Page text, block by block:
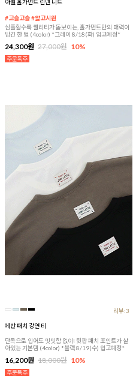
아벨 홀가먼트 린넨 니트
#고슬고슬 #얇고시원
심플할수록 퀄리티가 돋보이는, 홀가먼트만의 매력이
담긴 한 벌 (4color) *그레이 8/18(화) 입고예정*
24,300원 27,000원 10%
리뷰:3
에반 패치 강연 티
단독으로 입어도 밋밋함 없이! 뒷판 패치 포인트가 살
아있는 기본템 (4color) *블랙 8/19(수) 입고예정*
16,200원 18,000원 10%